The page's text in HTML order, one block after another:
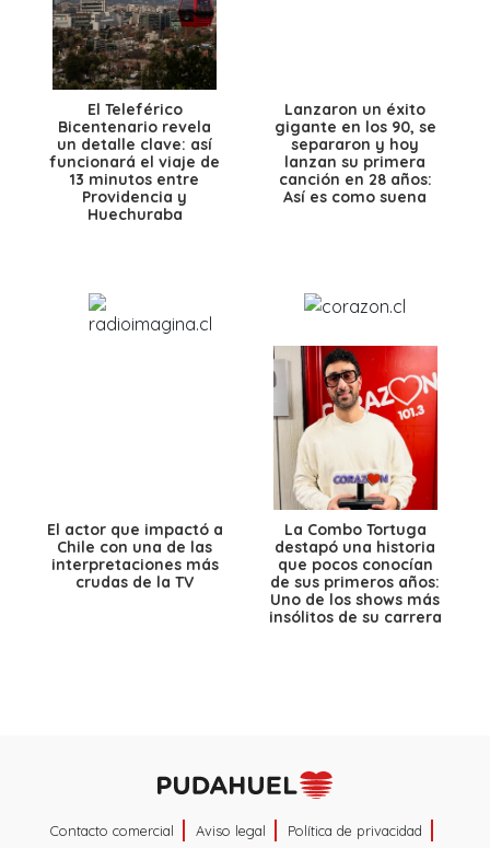
El Teleférico
Bicentenario revela
un detalle clave: así
funcionará el viaje de
13 minutos entre
Providencia y
Huechuraba
Lanzaron un éxito
gigante en los 90, se
separaron y hoy
lanzan su primera
canción en 28 años:
Así es como suena
El actor que impactó a
Chile con una de las
interpretaciones más
crudas de la TV
La Combo Tortuga
destapó una historia
que pocos conocían
de sus primeros años:
Uno de los shows más
insólitos de su carrera
Contacto comercial Aviso legal Política de privacidad